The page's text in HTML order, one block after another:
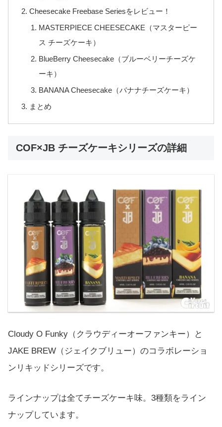
Cheesecake Freebase Seriesをレビュー！
MASTERPIECE CHEESECAKE（マスターピー
ス チーズケーキ）
BlueBerry Cheesecake（ブルーベリーチーズケ
ーキ）
BANANA Cheesecake（バナナチーズケーキ）
まとめ
COF×JB チーズケーキシリーズの詳細
Cloudy O Funky（クラウディーオーファンキー）と
JAKE BREW（ジェイクブリュー）のコラボレーショ
ンリキッドシリーズです。
ラインナップは全てチーズケーキ味。3種類をライン
ナップしています。